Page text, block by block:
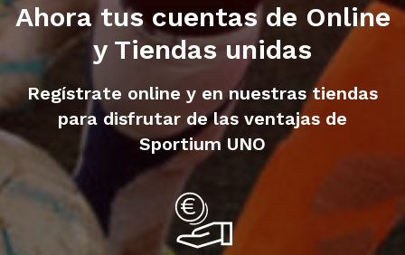
Ahora tus cuentas de Online
y Tiendas unidas
Regístrate online y en nuestras tiendas
para disfrutar de las ventajas de
Sportium UNO